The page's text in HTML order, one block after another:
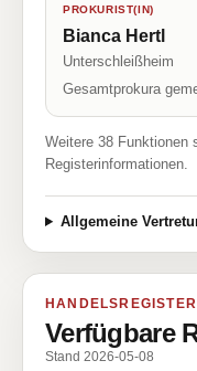
PROKURIST(IN)
Bianca Hertl
Unterschleißheim
Gesamtprokura
Weitere 38 Funktionen
Registerinformationen.
Allgemeine
HANDELSREGISTER
Verfügbare
Stand 2026-05-08